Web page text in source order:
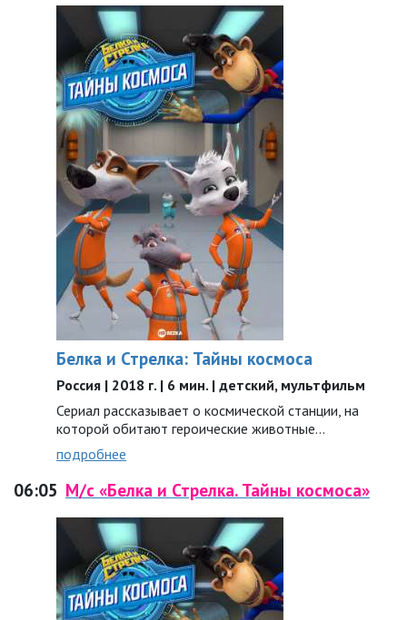
Белка и Стрелка: Тайны космоса
Россия | 2018 г. | 6 мин. | детский, мультфильм
Сериал рассказывает о космической станции, на
которой обитают героические животные…
подробнее
06:05 М/с «Белка и Стрелка. Тайны космоса»